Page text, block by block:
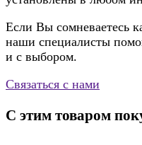
Если Вы сомневаетесь
наши специалисты
и с выбором.
Связаться с нами
С этим товаром